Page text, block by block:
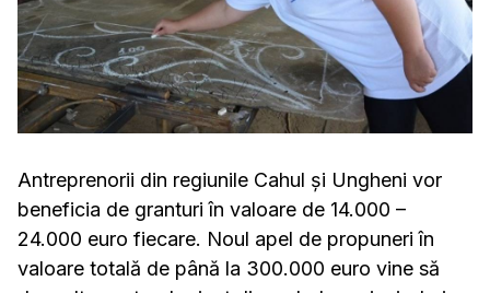
Antreprenorii din regiunile Cahul și Ungheni vor
beneficia de granturi în valoare de 14.000 –
24.000 euro fiecare. Noul apel de propuneri în
valoare totală de până la 300.000 euro vine să